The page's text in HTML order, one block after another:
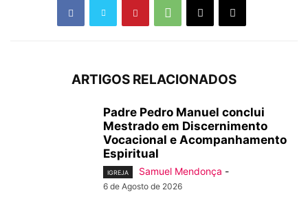
ARTIGOS RELACIONADOS
Padre Pedro Manuel conclui
Mestrado em Discernimento
Vocacional e Acompanhamento
Espiritual
IGREJA Samuel Mendonça -
6 de Agosto de 2026